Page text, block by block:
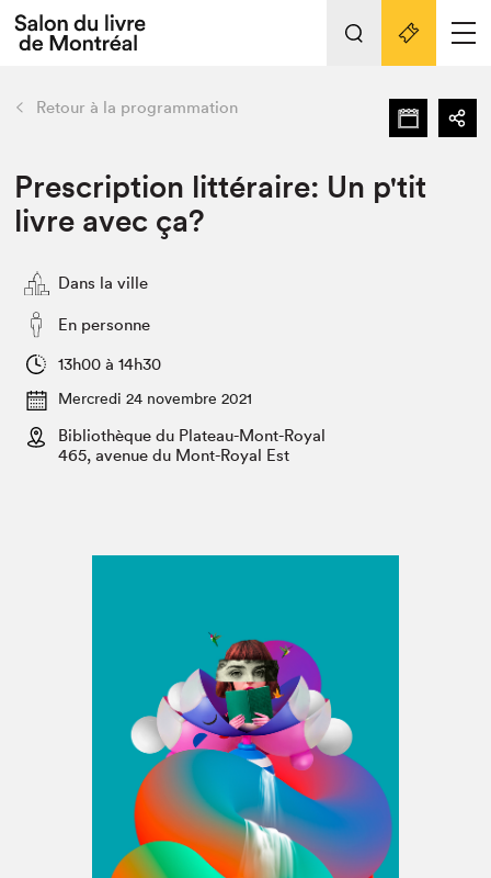
Espace exposant⋅e⋅s
Espace enseignant·e·s
L'événement
Préparer sa visite au Salon
SLM PRO
retour Nos activités
Préparer sa visite
Salon au Palais
Salon dans la ville et en ligne
Projets partenaires
Liens pratiques
Retour à la programmation
Prescription littéraire: Un p'tit
livre avec ça?
Dans la ville
En personne
13h00 à 14h30
Mercredi 24 novembre 2021
Bibliothèque du Plateau-Mont-Royal
465, avenue du Mont-Royal Est